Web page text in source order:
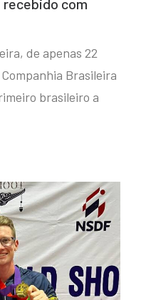
de apenas 22
Brasileira
brasileiro a